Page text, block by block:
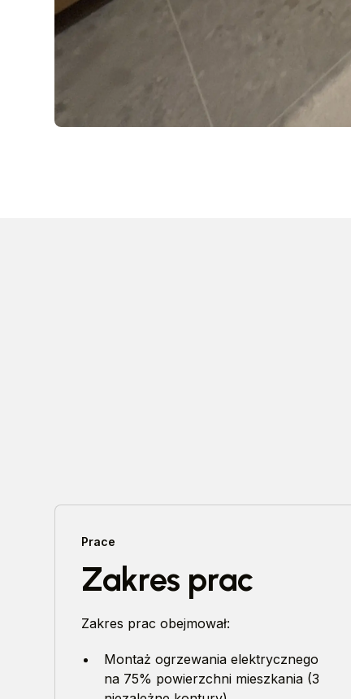
Prace
Zakres prac
Zakres prac obejmował:
Montaż ogrzewania elektrycznego
na 75% powierzchni mieszkania (3